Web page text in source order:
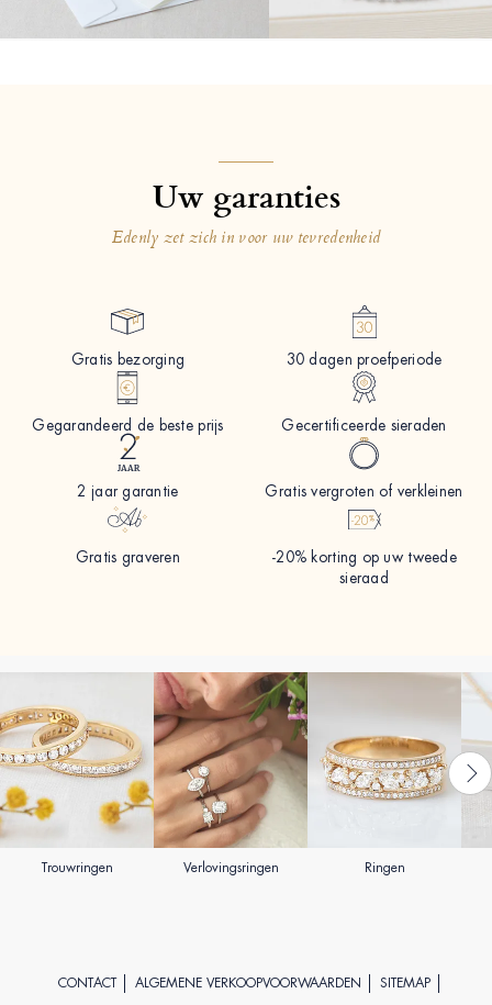
Uw garanties
Edenly zet zich in voor uw tevredenheid
Gratis bezorging 30 dagen proefperiode
Gegarandeerd de beste prijs Gecertificeerde sieraden
2 jaar garantie Gratis vergroten of verkleinen
Gratis graveren
-20% korting op uw tweede
sieraad
Trouwringen Verlovingsringen Ringen
CONTACT ALGEMENE VERKOOPVOORWAARDEN SITEMAP